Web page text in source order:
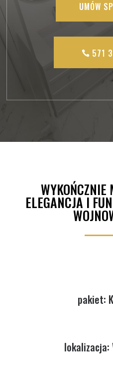
UMÓW
571
ELEGANCJA I
pakiet:
lokalizacja: